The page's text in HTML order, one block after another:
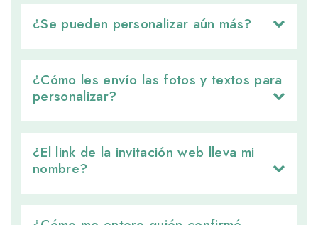
¿Se pueden personalizar aún más?
¿Cómo les envío las fotos y textos para
personalizar?
¿El link de la invitación web lleva mi
nombre?